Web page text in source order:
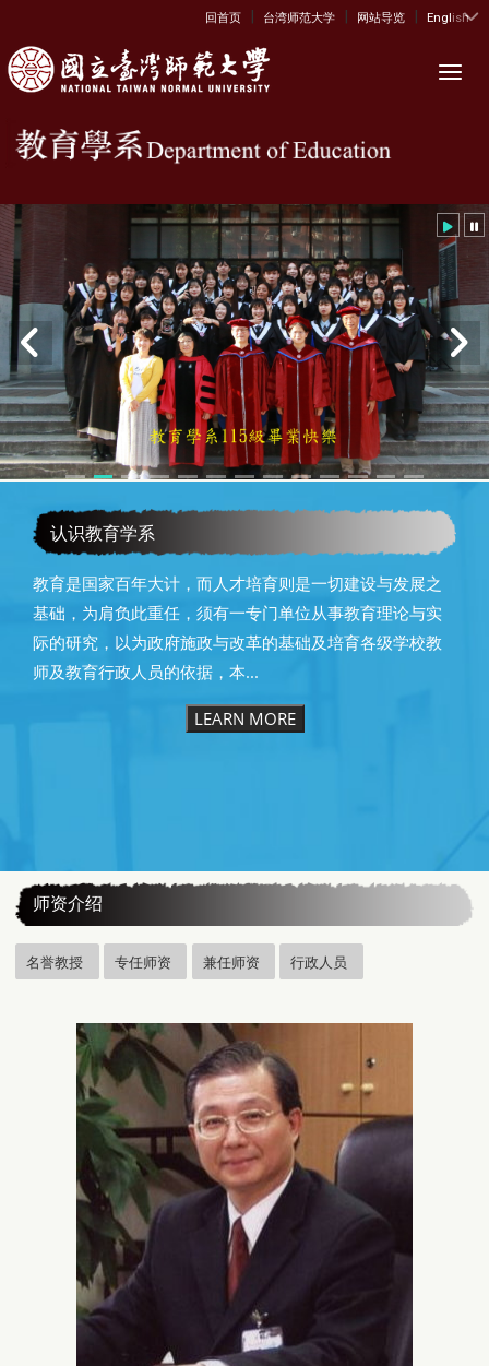
:::
回首页 | 台湾师范大学 | 网站导览 | English
认识教育学系
教育是国家百年大计，而人才培育则是一切建设与发展之
基础，为肩负此重任，须有一专门单位从事教育理论与实
际的研究，以为政府施政与改革的基础及培育各级学校教
师及教育行政人员的依据，本...
LEARN MORE
师资介绍
名誉教授 专任师资 兼任师资 行政人员